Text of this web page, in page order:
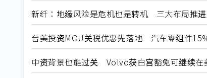
新纤：地缘风险是危机也是转机 三大布局推
台美投资MOU关税优惠先落地 汽车零组件
中资背景也能过关 Volvo获白宫豁免可继续在